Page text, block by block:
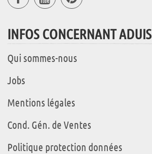
INFOS CONCERNANT ADUIS
Qui sommes-nous
Jobs
Mentions légales
Cond. Gén. de Ventes
Politique protection données